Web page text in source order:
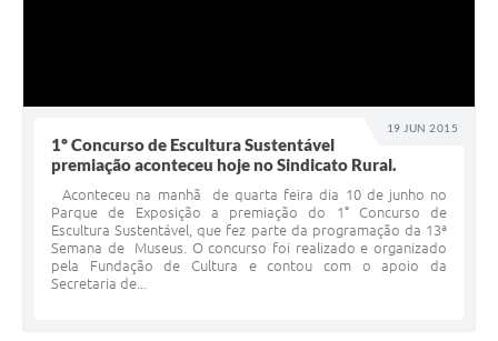
19 JUN 2015
1º Concurso de Escultura Sustentável
premiação aconteceu hoje no Sindicato Rural.
Aconteceu na manhã de quarta feira dia 10 de junho no
Parque de Exposição a premiação do 1° Concurso de
Escultura Sustentável, que fez parte da programação da 13ª
Semana de Museus. O concurso foi realizado e organizado
pela Fundação de Cultura e contou com o apoio da
Secretaria de...